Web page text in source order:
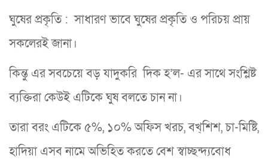
ঘুষের প্রকৃতি : সাধারণ ভাবে ঘুষের প্রকৃতি ও পরিচয় প্রায়
সকলেরই জানা।
কিন্তু এর সবচেয়ে বড় যাদুকরি দিক হ’ল- এর সাথে সংশ্লি­ষ্ট
ব্যক্তিরা কেউই এটিকে ঘুষ বলতে চান না।
তারা বরং এটিকে ৫%, ১০% অফিস খরচ, বখ্শিশ, চা-মিষ্টি,
হাদিয়া এসব নামে অভিহিত করতে বেশ স্বাচ্ছন্দ্যবোধ